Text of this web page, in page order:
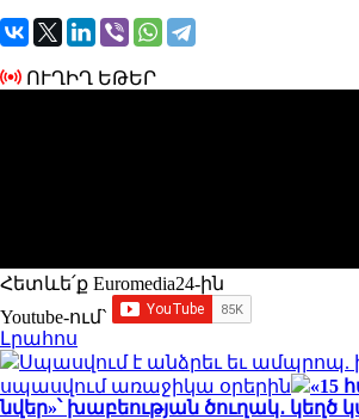
ՈՒՂԻՂ ԵԹԵՐ
Հետևե՛ք Euromedia24-ին
Youtube-ում`
Լրահոս
Սպասվում է անձրեւ եւ ամպրոպ.
սպասվում առաջիկա օրերին
«15
նվեր»՝ խաբեության ծուղակ․ կեղծ